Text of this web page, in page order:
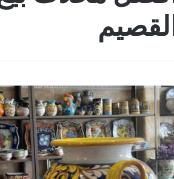
القصيم